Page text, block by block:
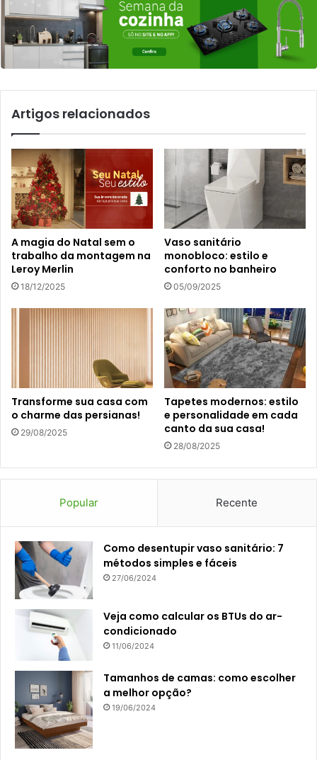
Artigos relacionados
A magia do Natal sem o
trabalho da montagem na
Leroy Merlin
18/12/2025
Vaso sanitário
monobloco: estilo e
conforto no banheiro
05/09/2025
Transforme sua casa com
o charme das persianas!
29/08/2025
Tapetes modernos: estilo
e personalidade em cada
canto da sua casa!
28/08/2025
Popular Recente
Como desentupir vaso sanitário: 7
métodos simples e fáceis
27/06/2024
Veja como calcular os BTUs do ar-
condicionado
11/06/2024
Tamanhos de camas: como escolher
a melhor opção?
19/06/2024